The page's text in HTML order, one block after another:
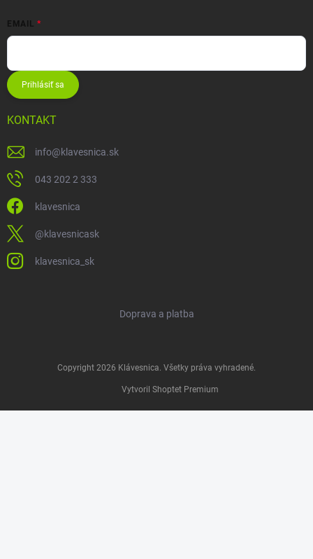
EMAIL
Prihlásiť sa
KONTAKT
info@klavesnica.sk
043 202 2 333
klavesnica
@klavesnicask
klavesnica_sk
Doprava a platba
Vytvoril Shoptet Premium
Copyright 2026 Klávesnica . Všetky práva vyhradené.